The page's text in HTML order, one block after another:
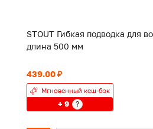
STOUT Гибкая подводка для
длина 500 мм
439.00 ₽
Мгновенный кеш-бэк
+ 9 ?